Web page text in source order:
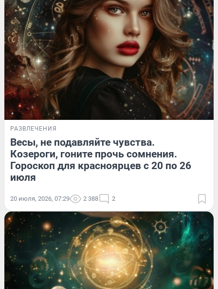
РАЗВЛЕЧЕНИЯ
Весы, не подавляйте чувства.
Козероги, гоните прочь сомнения.
Гороскоп для красноярцев с 20 по 26
июля
20 июля, 2026, 07:29 2 388 2